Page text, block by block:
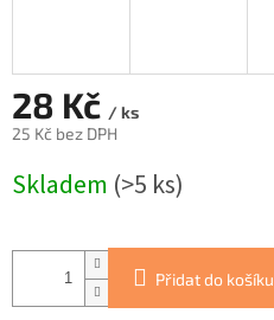
28 Kč / ks
25 Kč bez DPH
cena:
Skladem (>5 ks)
Přidat do košíku